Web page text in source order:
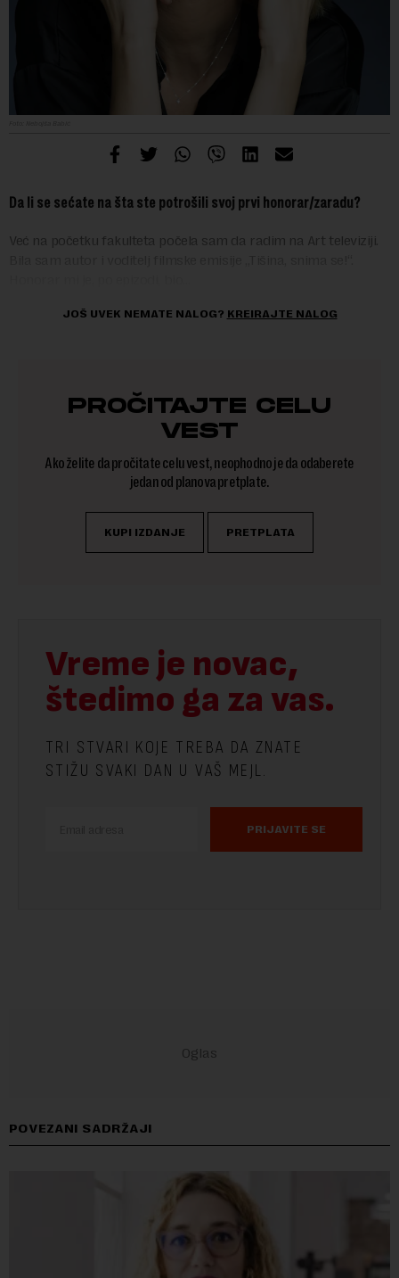
Da li se sećate na šta ste potrošili svoj prvi honorar/zaradu?
Već na početku fakulteta počela sam da radim na Art televiziji.
JOŠ UVEK NEMATE NALOG? KREIRAJTE NALOG
PROČITAJTE CELU
VEST
Ako želite da pročitate celu vest, neophodno je da odaberete
jedan od planova pretplate.
KUPI IZDANJE PRETPLATA
Vreme je novac,
štedimo ga za vas.
TRI STVARI KOJE TREBA DA ZNATE
STIŽU SVAKI DAN U VAŠ MEJL.
PRIJAVITE SE
POVEZANI SADRŽAJI